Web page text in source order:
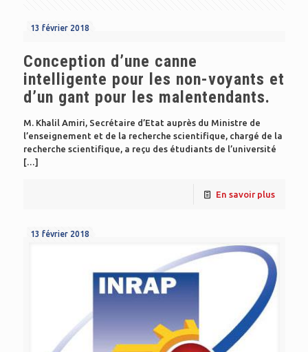
13 février 2018
Conception d’une canne
intelligente pour les non-voyants et
d’un gant pour les malentendants.
M. Khalil Amiri, Secrétaire d’Etat auprès du Ministre de
l’enseignement et de la recherche scientifique, chargé de la
recherche scientifique, a reçu des étudiants de l’université
[…]
En savoir plus
13 février 2018